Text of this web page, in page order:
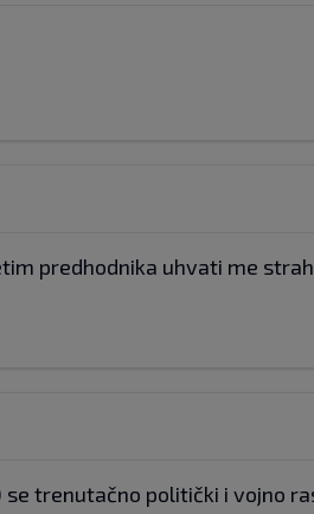
predhodnika uhvati me
se trenutačno politički i vojno